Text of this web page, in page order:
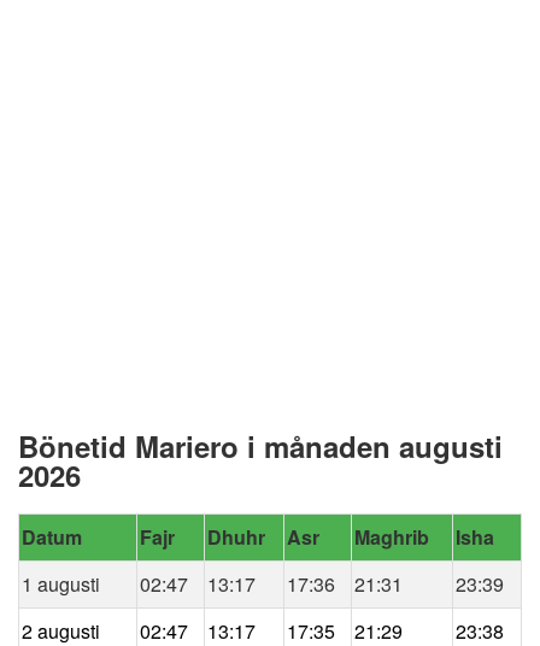
Bönetid Mariero i månaden augusti
2026
Datum Fajr Dhuhr Asr Maghrib
Isha
1 augusti
02:47 13:17 17:36 21:31
23:39
2 augusti
02:47 13:17 17:35 21:29
23:38